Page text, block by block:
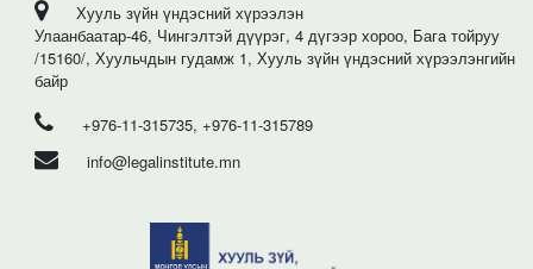
Хууль зүйн үндэсний хүрээлэн
Улаанбаатар-46, Чингэлтэй дүүрэг, 4 дүгээр хороо, Бага тойруу
/15160/, Хуульчдын гудамж 1, Хууль зүйн үндэсний хүрээлэнгийн
байр
+976-11-315735, +976-11-315789
info@legalinstitute.mn